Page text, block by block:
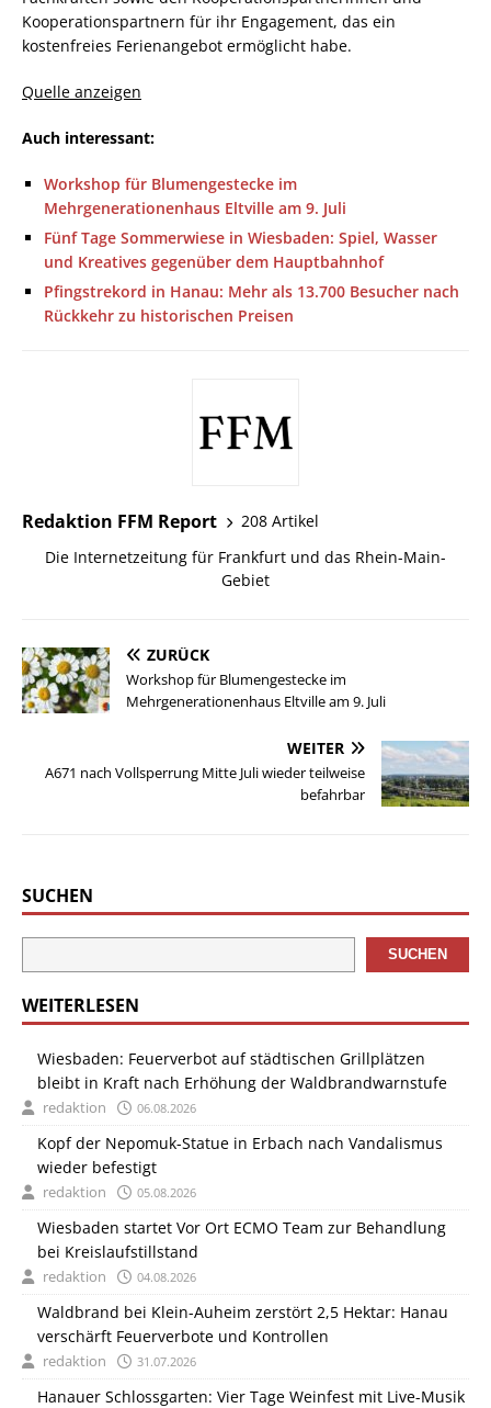
Kooperationspartnern für ihr Engagement, das ein
kostenfreies Ferienangebot ermöglicht habe.
Quelle anzeigen
Auch interessant:
Workshop für Blumengestecke im
Mehrgenerationenhaus Eltville am 9. Juli
Fünf Tage Sommerwiese in Wiesbaden: Spiel, Wasser
und Kreatives gegenüber dem Hauptbahnhof
Pfingstrekord in Hanau: Mehr als 13.700 Besucher nach
Rückkehr zu historischen Preisen
Redaktion FFM Report
208 Artikel
Die Internetzeitung für Frankfurt und das Rhein-Main-
Gebiet
ZURÜCK
Workshop für Blumengestecke im
Mehrgenerationenhaus Eltville am 9. Juli
WEITER
A671 nach Vollsperrung Mitte Juli wieder teilweise
befahrbar
SUCHEN
SUCHEN
WEITERLESEN
Wiesbaden: Feuerverbot auf städtischen Grillplätzen
bleibt in Kraft nach Erhöhung der Waldbrandwarnstufe
redaktion 06.08.2026
Kopf der Nepomuk-Statue in Erbach nach Vandalismus
wieder befestigt
redaktion 05.08.2026
Wiesbaden startet Vor Ort ECMO Team zur Behandlung
bei Kreislaufstillstand
redaktion 04.08.2026
Waldbrand bei Klein-Auheim zerstört 2,5 Hektar: Hanau
verschärft Feuerverbote und Kontrollen
redaktion 31.07.2026
Hanauer Schlossgarten: Vier Tage Weinfest mit Live-Musik